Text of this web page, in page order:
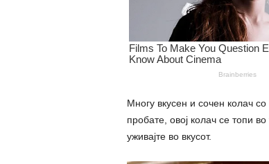
Многу вкусен и сочен колач
пробате, овој колач се топи
уживајте во вкусот.